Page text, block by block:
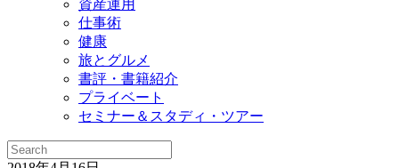
資産運用
仕事術
健康
旅とグルメ
書評・書籍紹介
プライベート
セミナー＆スタディ・ツアー